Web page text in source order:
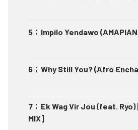
5 ： Impilo Yendawo
6 ： Why Still You? (Afro
7 ： Ek Wag Vir Jou (feat. Ryo)
MIX]